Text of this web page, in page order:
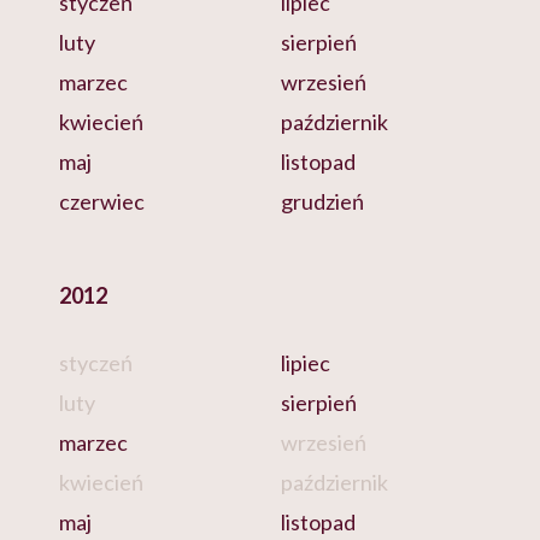
luty
marzec
kwiecień
maj
czerwiec
sierpień
wrzesień
październik
listopad
grudzień
2012
styczeń
luty
marzec
kwiecień
maj
lipiec
sierpień
wrzesień
październik
listopad